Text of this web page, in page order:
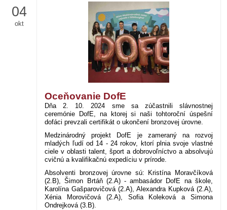
04
okt
Oceňovanie DofE
Dňa 2. 10. 2024 sme sa zúčastnili slávnostnej
ceremónie DofE, na ktorej si naši tohtoroční úspešní
dofáci prevzali certifikát o ukončení bronzovej úrovne.
Medzinárodný projekt DofE je zameraný na rozvoj
mladých ľudí od 14 - 24 rokov, ktorí plnia svoje vlastné
ciele v oblasti talent, šport a dobrovoľníctvo a absolvujú
cvičnú a kvalifikačnú expedíciu v prírode.
Absolventi bronzovej úrovne sú: Kristína Moravčíková
(2.B), Šimon Brtáň (2.A) - ambasádor DofE na škole,
Karolína Gašparovičová (2.A), Alexandra Kupková (2.A),
Xénia Morovičová (2.A), Sofia Koleková a Simona
Ondrejková (3.B).